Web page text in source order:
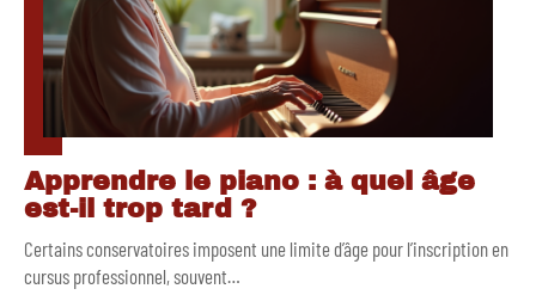
Apprendre le piano : à quel âge
est-il trop tard ?
Certains conservatoires imposent une limite d’âge pour l’inscription en
cursus professionnel, souvent…